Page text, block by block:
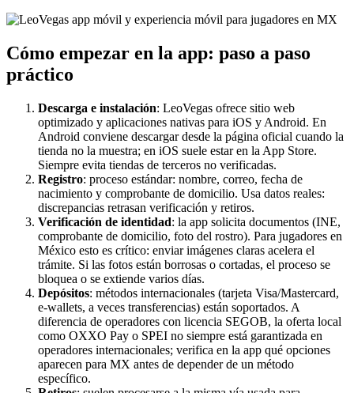
Cómo empezar en la app: paso a paso
práctico
Descarga e instalación: LeoVegas ofrece sitio web
optimizado y aplicaciones nativas para iOS y Android. En
Android conviene descargar desde la página oficial cuando la
tienda no la muestra; en iOS suele estar en la App Store.
Siempre evita tiendas de terceros no verificadas.
Registro: proceso estándar: nombre, correo, fecha de
nacimiento y comprobante de domicilio. Usa datos reales:
discrepancias retrasan verificación y retiros.
Verificación de identidad: la app solicita documentos (INE,
comprobante de domicilio, foto del rostro). Para jugadores en
México esto es crítico: enviar imágenes claras acelera el
trámite. Si las fotos están borrosas o cortadas, el proceso se
bloquea o se extiende varios días.
Depósitos: métodos internacionales (tarjeta Visa/Mastercard,
e-wallets, a veces transferencias) están soportados. A
diferencia de operadores con licencia SEGOB, la oferta local
como OXXO Pay o SPEI no siempre está garantizada en
operadores internacionales; verifica en la app qué opciones
aparecen para MX antes de depender de un método
específico.